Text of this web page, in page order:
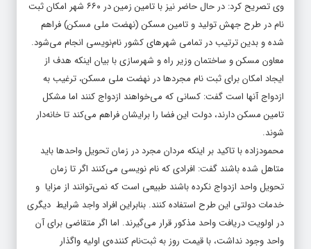
وی تصریح کرد: در حال حاضر نیز با تامین زمین در ۶۶۰ شهر امکان ثبت
نام در طرح جهش تولید و تامین مسکن (نهضت ملی مسکن) فراهم
شده و بدین ترتیب در تمامی شهرهای کشور نام‌نویسی انجام می‌شود.
معاون مسکن و ساختمان وزیر راه و شهرسازی با بیان اینکه هدف از
ایجاد امکان برای ثبت نام مجردها در نهضت ملی مسکن، ترغیب به
ازدواج آنها است گفت: کسانی که می‌خواهند ازدواج کنند اما مشکل
تامین مسکن دارند، دولت این فضا را برایشان فراهم می‌کند تا خانه‌دار
شوند.
محمودزاده با تاکید بر اینکه مردان مجرد در زمان تحویل واحدها باید
متاهل شده باشند گفت: افرادی که نام نویسی می‌کنند اگر تا زمان
تحویل واحد ازدواج نکرده باشند طبیعی است که نمی‌توانند از مزایا و
خدمات دولتی این طرح استفاده کنند. بنابراین افراد واجد شرایط دیگری
در اولویت دریافت واحد مذکور قرار می‌گیرند. اما اگر متقاضی برای آن
واحد وجود نداشت، با قیمت روز به ثبت‌نام کننده‌ی اولیه واگذار